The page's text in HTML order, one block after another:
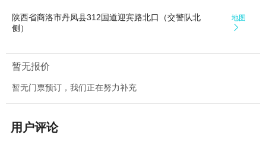
陕西省商洛市丹凤县312国道迎宾路北口（交警队北
侧）
地图

暂无报价
暂无门票预订，我们正在努力补充
用户评论